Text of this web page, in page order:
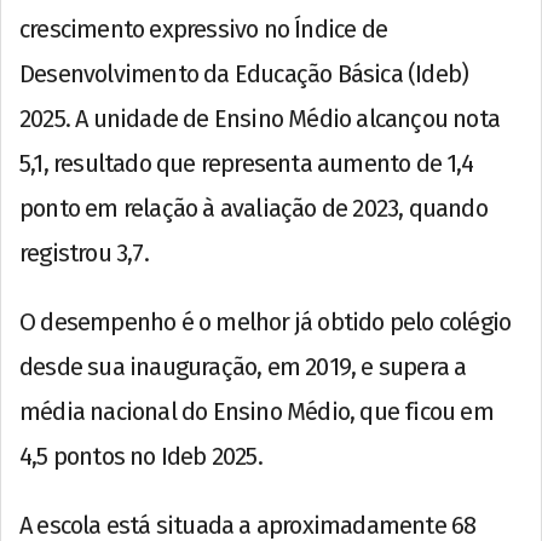
crescimento expressivo no Índice de
Desenvolvimento da Educação Básica (Ideb)
2025. A unidade de Ensino Médio alcançou nota
5,1, resultado que representa aumento de 1,4
ponto em relação à avaliação de 2023, quando
registrou 3,7.
O desempenho é o melhor já obtido pelo colégio
desde sua inauguração, em 2019, e supera a
média nacional do Ensino Médio, que ficou em
4,5 pontos no Ideb 2025.
A escola está situada a aproximadamente 68